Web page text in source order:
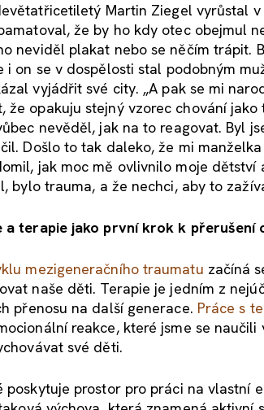
Martin Ziegel vyrůstal
že by ho kdy otec obejmul
neviděl plakat nebo se něčím trápit.
i on se v dospělosti stal podobným
vyjádřit své city. „A pak se mi
že opakuju stejný vzorec chování
nevěděl, jak na to reagovat. Byl
Došlo to tak daleko, že mi
jak moc mě ovlivnilo moje
bylo trauma, a že nechci, aby to
a terapie jako první krok k přerušení
mezigeneračního traumatu začíná
naše děti. Terapie je jedním z
přenosu na další generace. Práce s
reakce, které jsme se
své děti.
poskytuje prostor pro práci na vlastní